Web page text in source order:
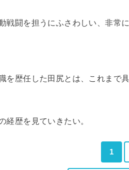
戦闘を担うにふさわしい、非常
を歴任した田尻とは、これまで
経歴を見ていきたい。
1